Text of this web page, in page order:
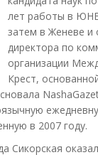
лет работы в
затем в Женеве и
директора по
организации
Крест,
в 2007 году.
Сикорская